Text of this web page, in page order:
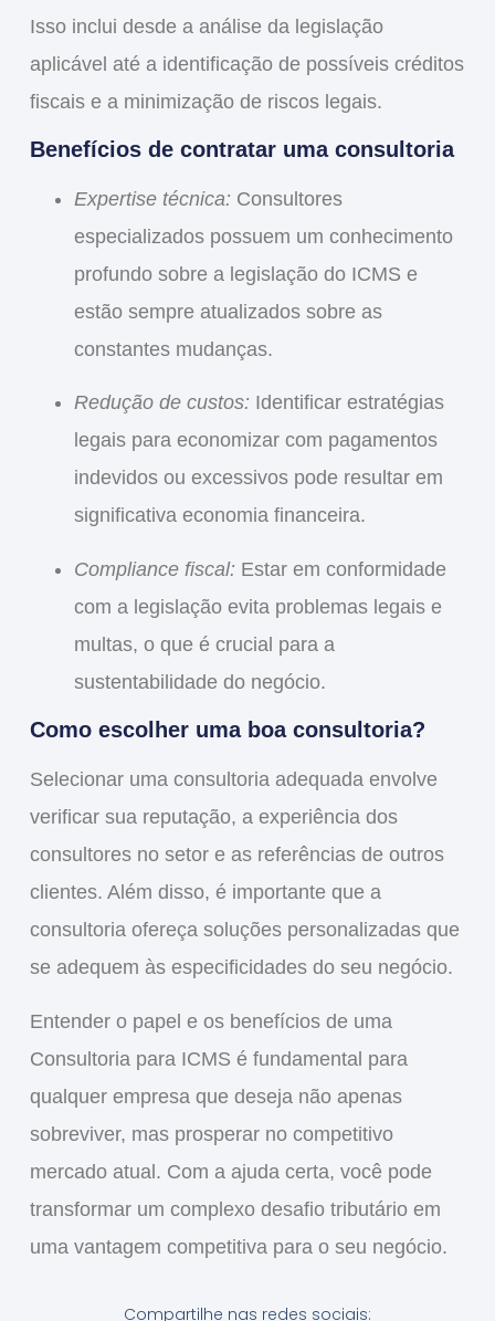
Isso inclui desde a análise da legislação
aplicável até a identificação de possíveis créditos
fiscais e a minimização de riscos legais.
Benefícios de contratar uma consultoria
Expertise técnica:Consultores
especializados possuem um conhecimento
profundo sobre a legislação do ICMS e
estão sempre atualizados sobre as
constantes mudanças.
Redução de custos:Identificar estratégias
legais para economizar com pagamentos
indevidos ou excessivos pode resultar em
significativa economia financeira.
Compliance fiscal:Estar em conformidade
com a legislação evita problemas legais e
multas, o que é crucial para a
sustentabilidade do negócio.
Como escolher uma boa consultoria?
Selecionar uma consultoria adequada envolve
verificar sua reputação, a experiência dos
consultores no setor e as referências de outros
clientes. Além disso, é importante que a
consultoria ofereça soluções personalizadas que
se adequem às especificidades do seu negócio.
Entender o papel e os benefícios de uma
Consultoria para ICMS é fundamental para
qualquer empresa que deseja não apenas
sobreviver, mas prosperar no competitivo
mercado atual. Com a ajuda certa, você pode
transformar um complexo desafio tributário em
uma vantagem competitiva para o seu negócio.
Compartilhe nas redes sociais: